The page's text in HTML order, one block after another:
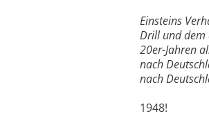
Einsteins
Drill und dem
20er-Jahren
nach
nach
1948!